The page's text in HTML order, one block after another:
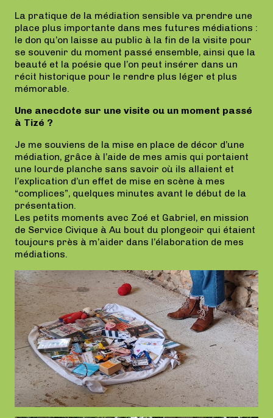
La pratique de la médiation sensible va prendre une
place plus importante dans mes futures médiations :
le don qu’on laisse au public à la fin de la visite pour
se souvenir du moment passé ensemble, ainsi que la
beauté et la poésie que l’on peut insérer dans un
récit historique pour le rendre plus léger et plus
mémorable.
Une anecdote sur une visite ou un moment passé
à Tizé ?
Je me souviens de la mise en place de décor d’une
médiation, grâce à l’aide de mes amis qui portaient
une lourde planche sans savoir où ils allaient et
l’explication d’un effet de mise en scène à mes
“complices”, quelques minutes avant le début de la
présentation.
Les petits moments avec Zoé et Gabriel, en mission
de Service Civique à Au bout du plongeoir qui étaient
toujours près à m’aider dans l’élaboration de mes
médiations.